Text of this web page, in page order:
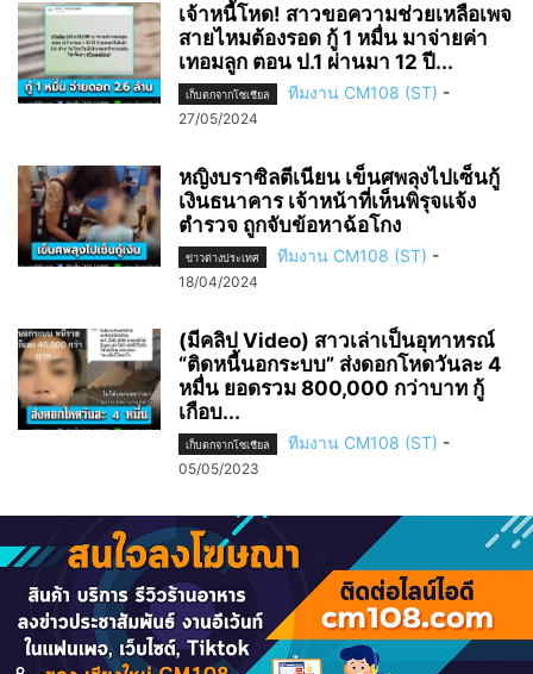
เจ้าหนี้โหด! สาวขอความช่วยเหลือเพจ
สายไหมต้องรอด กู้ 1 หมื่น มาจ่ายค่า
เทอมลูก ตอน ป.1 ผ่านมา 12 ปี...
เก็บตกจากโซเชียล ทีมงาน CM108 (ST) -
27/05/2024
หญิงบราซิลตีเนียน เข็นศพลุงไปเซ็นกู้
เงินธนาคาร เจ้าหน้าที่เห็นพิรุจแจ้ง
ตำรวจ ถูกจับข้อหาฉ้อโกง
ข่าวต่างประเทศ ทีมงาน CM108 (ST) -
18/04/2024
(มีคลิป Video) สาวเล่าเป็นอุทาหรณ์
“ติดหนี้นอกระบบ” ส่งดอกโหดวันละ 4
หมื่น ยอดรวม 800,000 กว่าบาท กู้
เกือบ...
เก็บตกจากโซเชียล ทีมงาน CM108 (ST) -
05/05/2023